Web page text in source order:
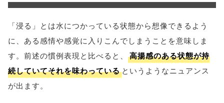
「浸る」とは水につかっている状態から想像できるよう
に、ある感情や感覚に入りこんでしまうことを意味しま
す。前述の慣例表現と比べると、
高揚感のある状態が持
続していてそれを味わっている というようなニュアンス
が出ます。